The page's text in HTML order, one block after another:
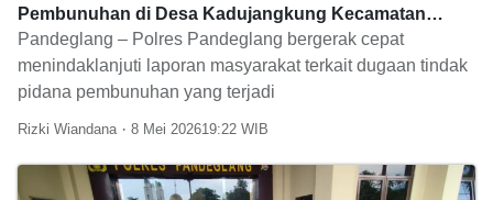
Pembunuhan di Desa Kadujangkung Kecamatan
Mekarjaya
Pandeglang – Polres Pandeglang bergerak cepat
menindaklanjuti laporan masyarakat terkait dugaan tindak
pidana pembunuhan yang terjadi
Rizki Wiandana 8 Mei 202619:22